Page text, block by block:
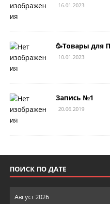
16.01.2023
🥳Товары для
10.01.2023
Запись №1
20.06.2019
ПОИСК ПО ДАТЕ
Август 2026